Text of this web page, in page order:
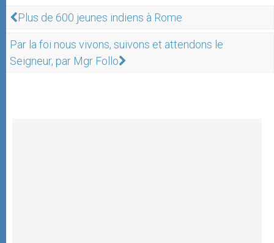
Plus de 600 jeunes indiens à Rome
Par la foi nous vivons, suivons et attendons le
Seigneur, par Mgr Follo